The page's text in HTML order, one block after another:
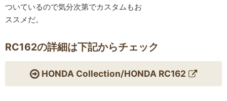
ついているので気分次第でカスタムもお
ススメだ。
RC162の詳細は下記からチェック
HONDA Collection/HONDA RC162